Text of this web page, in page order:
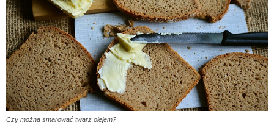
Czy można smarować twarz olejem?